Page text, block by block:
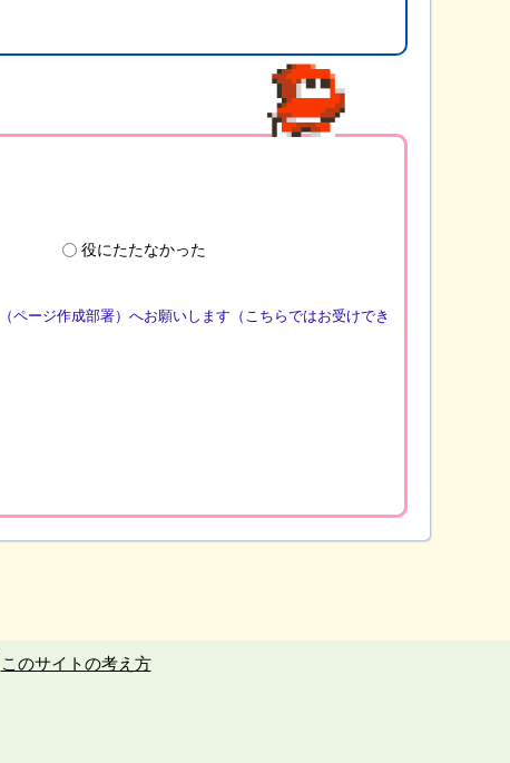
役にたたなかった
ページ作成部署）へお願いします（こちらではお受けでき
このサイトの考え方